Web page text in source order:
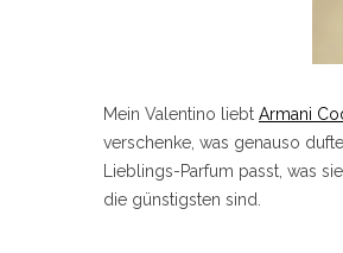
Mein Valentino liebt Armani
verschenke, was genauso
Lieblings-Parfum passt, was
die günstigsten sind.